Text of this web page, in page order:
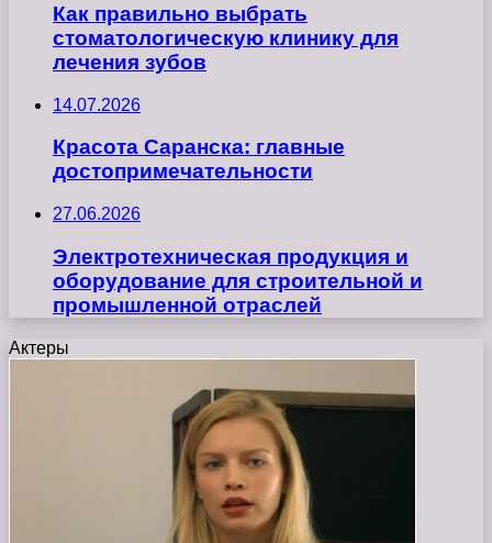
Как правильно выбрать
стоматологическую клинику для
лечения зубов
14.07.2026
Красота Саранска: главные
достопримечательности
27.06.2026
Электротехническая продукция и
оборудование для строительной и
промышленной отраслей
Актеры